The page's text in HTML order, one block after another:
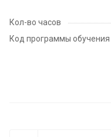
Кол-во часов
Код программы обучения